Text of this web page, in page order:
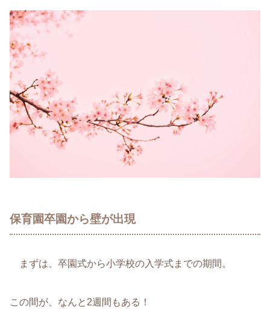
保育園卒園から壁が出現
まずは、卒園式から小学校の入学式までの期間。
この間が、なんと2週間もある！